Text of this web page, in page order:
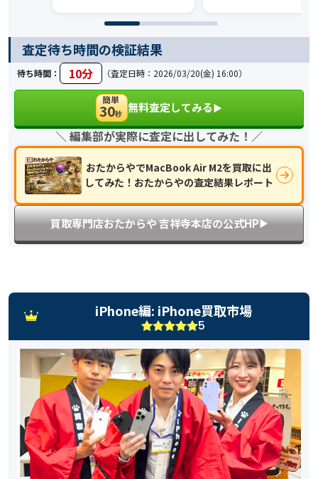
査定待ち時間の検証結果
待ち時間： 10分 （査定日時：2026/03/20(金) 16:00）
簡単
30秒 無料査定してみる▶︎
買取専門店おたからや 吉祥寺本店の公式HP▶︎
＼ 編集部が実際に査定に出してみた！／
おたからやでMacBook Air M2を買取に出
してみた！おたからやの査定結果レポート
iPhone編: iPhone買取市場
5